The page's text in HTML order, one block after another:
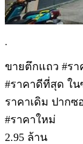
.
ขายตึกแถว #ร
#ราคาดีที่สุด ใน
ราคาเดิม ปากซ
#ราคาใหม่
2.95 ล้าน